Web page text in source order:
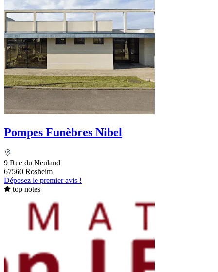
Pompes Funèbres Nibel
9 Rue du Neuland
67560 Rosheim
Déposez le premier avis !
top notes